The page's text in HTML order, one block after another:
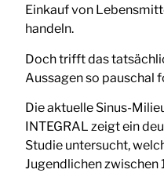
Einkauf von
handeln.
Doch trifft das
Aussagen so pauschal
Die aktuelle Sinus-
INTEGRAL zeigt ein
Studie untersucht,
Jugendlichen zwischen